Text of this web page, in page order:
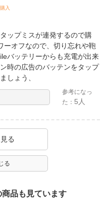
入
ップミスが連発するので購
ーオフなので、切り忘れや鞄
バッテリーからも充電が出来
時の広告のバッテンをタップ
しょう、
参考になっ
た： 5人
る
る
品も見ています